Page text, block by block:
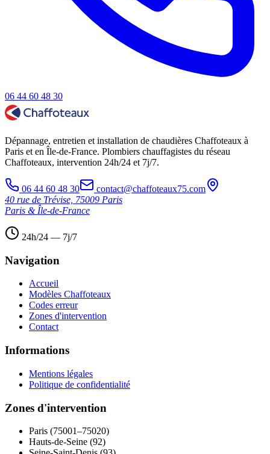
06 44 60 48 30
Dépannage, entretien et installation de chaudières Chaffoteaux à
Paris et en Île-de-France. Plombiers chauffagistes du réseau
Chaffoteaux, intervention 24h/24 et 7j/7.
06 44 60 48 30
contact@chaffoteaux75.com
40 rue de Trévise, 75009 Paris
Paris & Île-de-France
24h/24 — 7j/7
Navigation
Accueil
Modèles Chaffoteaux
Codes erreur
Zones d'intervention
Contact
Informations
Mentions légales
Politique de confidentialité
Zones d'intervention
Paris (75001–75020)
Hauts-de-Seine (92)